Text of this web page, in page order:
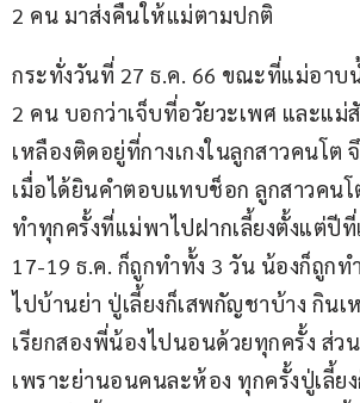
2 คน มาส่งคืนให้แม่ตามปกติ
กระทั่งวันที่ 27 ธ.ค. 66 ขณะที่แม่อาบ
2 คน บอกว่าเจ็บที่อวัยวะเพศ และแม่
เหลืองติดอยู่ที่กางเกงในลูกสาวคนโต
เมื่อได้ยินคำตอบแทบช็อก ลูกสาวคนโ
ทำทุกครั้งที่แม่พาไปฝากเลี้ยงตั้งแต่ปี
17-19 ธ.ค. ก็ถูกทำทั้ง 3 วัน น้องก็ถูกท
ไปบ้านย่า ปู่เลี้ยงก็เสพกัญชาบ้าง กินเ
เรียกสองพี่น้องไปนอนด้วยทุกครั้ง ส่ว
เพราะย่านอนคนละห้อง ทุกครั้งปู่เลี้ย